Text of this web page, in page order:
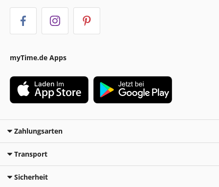
myTime.de Apps
Zahlungsarten
Transport
Sicherheit